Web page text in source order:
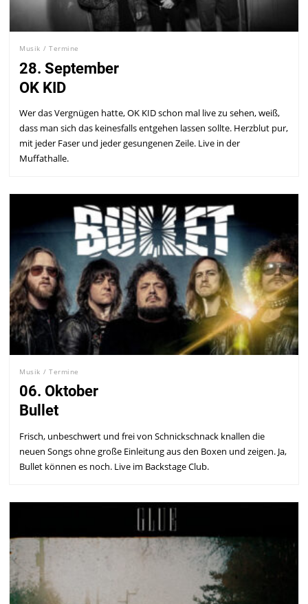
Musik / Termine
28. September
OK KID
Wer das Vergnügen hatte, OK KID schon mal live zu sehen, weiß,
dass man sich das keinesfalls entgehen lassen sollte. Herzblut pur,
mit jeder Faser und jeder gesungenen Zeile. Live in der
Muffathalle.
Musik / Termine
06. Oktober
Bullet
Frisch, unbeschwert und frei von Schnickschnack knallen die
neuen Songs ohne große Einleitung aus den Boxen und zeigen. Ja,
Bullet können es noch. Live im Backstage Club.